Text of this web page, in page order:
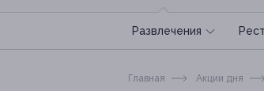
Развлечения
Главная Акции дня